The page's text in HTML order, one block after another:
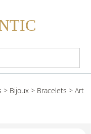
> Bijoux > Bracelets > Art